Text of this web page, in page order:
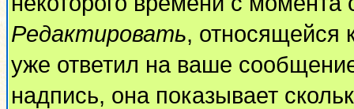
Редактировать, относящейся
уже ответил на ваше
надпись, она показывает